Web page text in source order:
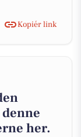
Kopiér link
her.